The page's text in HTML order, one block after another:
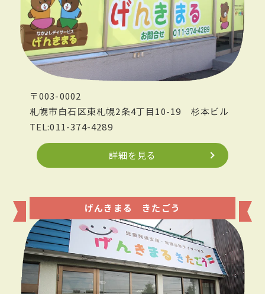
〒003-0002
札幌市白石区東札幌2条4丁目10-19 杉本ビル
TEL:011-374-4289
詳細を見る
げんきまる きたごう